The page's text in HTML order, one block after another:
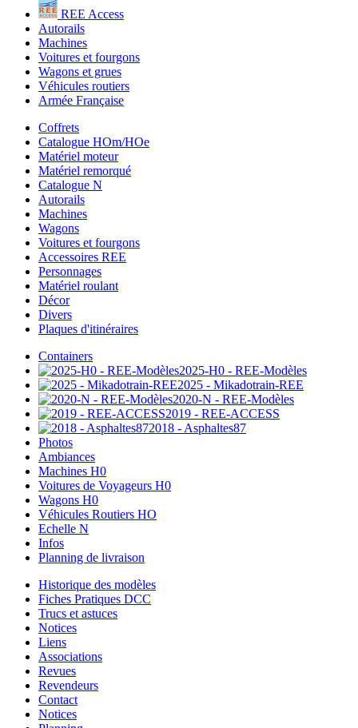
REE Access
Autorails
Machines
Voitures et fourgons
Wagons et grues
Véhicules routiers
Armée Française
Coffrets
Catalogue HOm/HOe
Matériel moteur
Matériel remorqué
Catalogue N
Autorails
Machines
Wagons
Voitures et fourgons
Accessoires REE
Personnages
Matériel roulant
Décor
Divers
Plaques d'itinéraires
Containers
2025-H0 - REE-Modèles
2025 - Mikadotrain-REE
2020-N - REE-Modèles
2019 - REE-ACCESS
2018 - Asphaltes87
Photos
Ambiances
Machines H0
Voitures de Voyageurs H0
Wagons H0
Véhicules Routiers HO
Echelle N
Infos
Planning de livraison
Historique des modèles
Fiches Pratiques DCC
Trucs et astuces
Notices
Liens
Associations
Revues
Revendeurs
Contact
Notices